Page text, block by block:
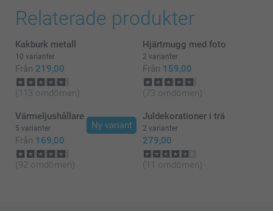
Relaterade produkter
Kakburk metall
10 varianter
Från 219,00
(113 omdömen)
Hjärtmugg med foto
2 varianter
Från 159,00
(73 omdömen)
Ny variant
Värmeljushållare
5 varianter
Från 169,00
(92 omdömen)
Juldekorationer i trä
2 varianter
279,00
(11 omdömen)